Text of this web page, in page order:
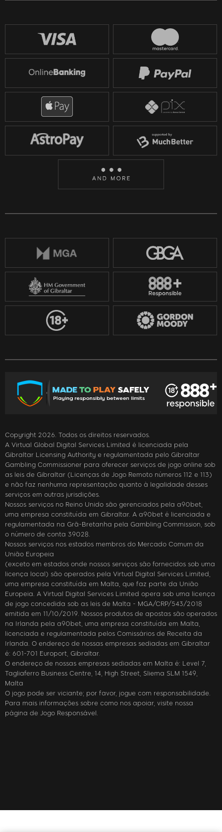
Copyright 2026. Todos os direitos reservados.
A Virtual Global Digital Services Limited é licenciada pela
Gibraltar Licensing Authority e regulamentada pelo Gibraltar
Gambling Commissioner para oferecer serviços de jogo online sob
as leis de Gibraltar (Licenças de Jogo Remoto números 112 e 113)
e não faz nenhuma representação quanto à legalidade desses
serviços em outras jurisdições.
Nossos serviços no Reino Unido são gerenciados pela a90bet,
uma empresa constituída em Gibraltar. A a90bet é licenciada e
regulamentada na Grã-Bretanha pela Gambling Commission, sob
o número de conta 39028.
Nossos serviços nos estados membros do Mercado Comum da
União Europeia
(exceto em estados onde nossos serviços são fornecidos sob uma
licença local) são operados pela Virtual Digital Services Limited,
uma empresa constituída em Malta, que faz parte da União
Europeia. A Virtual Digital Services Limited opera sob uma licença
de jogo concedida sob as leis de Malta - MGA/CRP/543/2018
emitida em 11/10/2019. Nossos produtos de apostas são operados
na Irlanda pela a90bet, uma empresa constituída em Malta,
licenciada e regulamentada pelos Comissários de Receita da
Irlanda. O endereço de nossas empresas sediadas em Gibraltar
é: 601-701 Europort, Gibraltar.
O endereço de nossas empresas sediadas em Malta é: Level 7,
Tagliaferro Business Centre, 14, High Street, Sliema SLM 1549,
Malta
O jogo pode ser viciante; por favor, jogue com responsabilidade.
Para mais informações sobre como nos apoiar, visite nossa
página de Jogo Responsável.